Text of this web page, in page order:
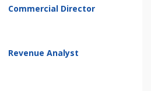
Commercial Director
Revenue Analyst